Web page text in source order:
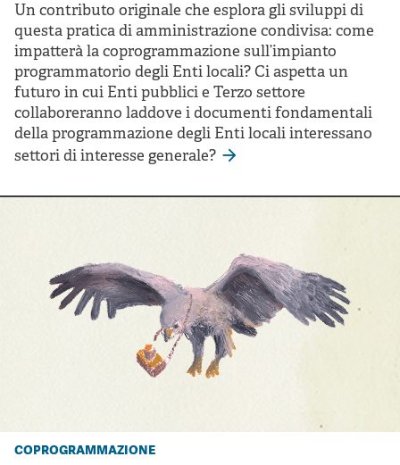
Un contributo originale che esplora gli sviluppi di
questa pratica di amministrazione condivisa: come
impatterà la coprogrammazione sull’impianto
programmatorio degli Enti locali? Ci aspetta un
futuro in cui Enti pubblici e Terzo settore
collaboreranno laddove i documenti fondamentali
della programmazione degli Enti locali interessano
settori di interesse generale?
coprogrammazione